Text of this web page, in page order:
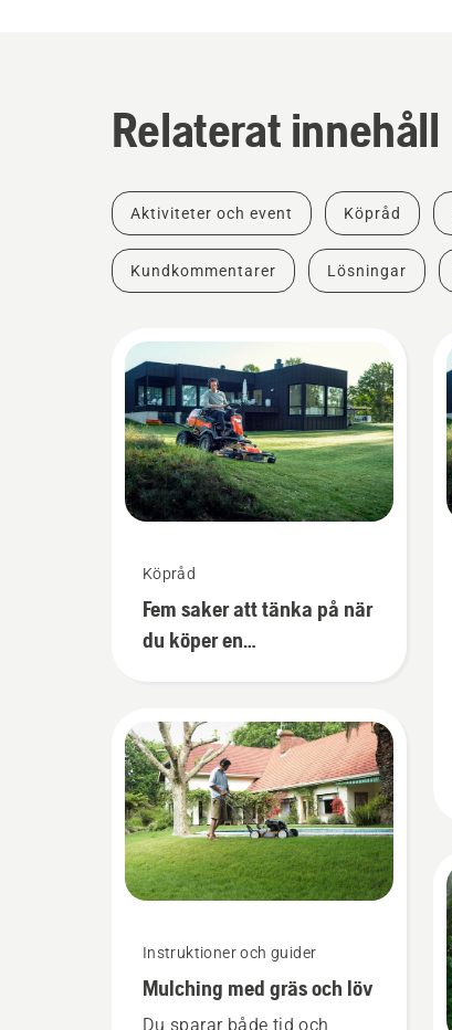
Relaterat innehåll
Aktiviteter och event Köpråd
Kundkommentarer Lösningar
Köpråd
Fem saker att tänka på när
du köper en
Instruktioner och guider
Mulching med gräs och löv
Du sparar både tid och